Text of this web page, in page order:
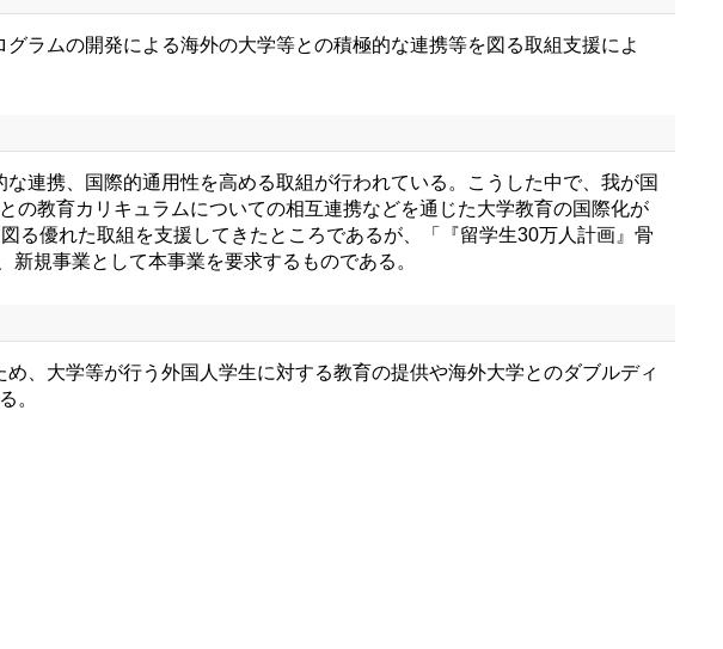
ラムの開発による海外の大学等との積極的な連携等を図る取組支援によ
連携、国際的通用性を高める取組が行われている。こうした中で、我が国
教育カリキュラムについての相互連携などを通じた大学教育の国際化が
る優れた取組を支援してきたところであるが、「『留学生30万人計画』骨
規事業として本事業を要求するものである。
、大学等が行う外国人学生に対する教育の提供や海外大学とのダブルディ
。